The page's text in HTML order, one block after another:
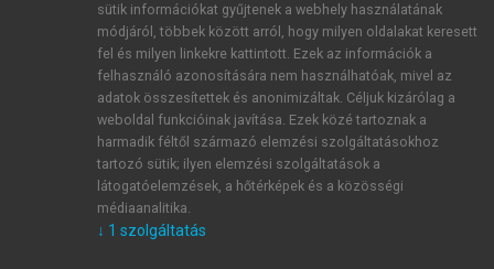
ÚJ FIÓK LÉTREHOZÁSA
1 óra díjmentes hozzáférés
E-MAIL-CÍM
sütik információkat gyűjtenek a webhely használatának
módjáról, többek között arról, hogy milyen oldalakat keresett
fel és milyen linkekre kattintott. Ezek az információk a
felhasználó azonosítására nem használhatóak, mivel az
adatok összesítettek és anonimizáltak. Céljuk kizárólag a
weboldal funkcióinak javítása. Ezek közé tartoznak a
harmadik féltől származó elemzési szolgáltatásokhoz
tartozó sütik; ilyen elemzési szolgáltatások a
látogatóelemzések, a hőtérképek és a közösségi
médiaanalitika.
↓ 1 szolgáltatás